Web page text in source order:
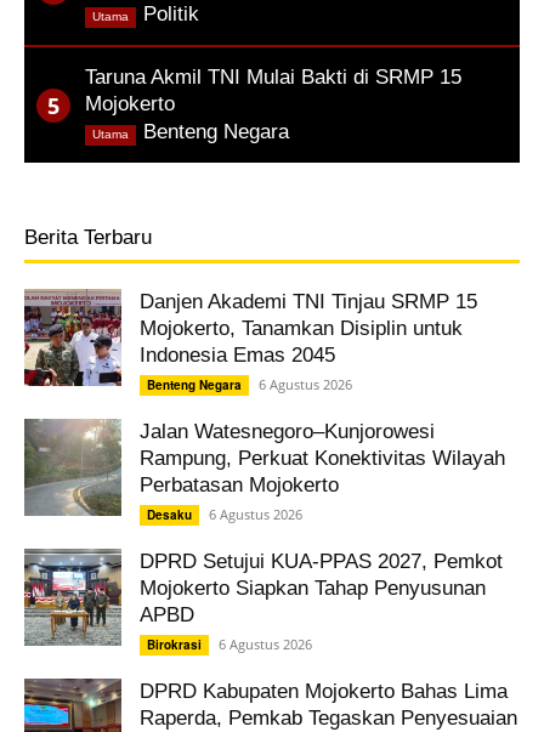
Politik
Utama
Taruna Akmil TNI Mulai Bakti di SRMP 15
Mojokerto
Benteng Negara,
Utama
Berita Terbaru
Danjen Akademi TNI Tinjau SRMP 15
Mojokerto, Tanamkan Disiplin untuk
Indonesia Emas 2045
Benteng Negara 6 Agustus 2026
Jalan Watesnegoro–Kunjorowesi
Rampung, Perkuat Konektivitas Wilayah
Perbatasan Mojokerto
Desaku 6 Agustus 2026
DPRD Setujui KUA-PPAS 2027, Pemkot
Mojokerto Siapkan Tahap Penyusunan
APBD
Birokrasi 6 Agustus 2026
DPRD Kabupaten Mojokerto Bahas Lima
Raperda, Pemkab Tegaskan Penyesuaian